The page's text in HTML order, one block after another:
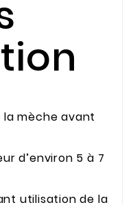
mèche avant
d’environ 5 à 7
utilisation de la